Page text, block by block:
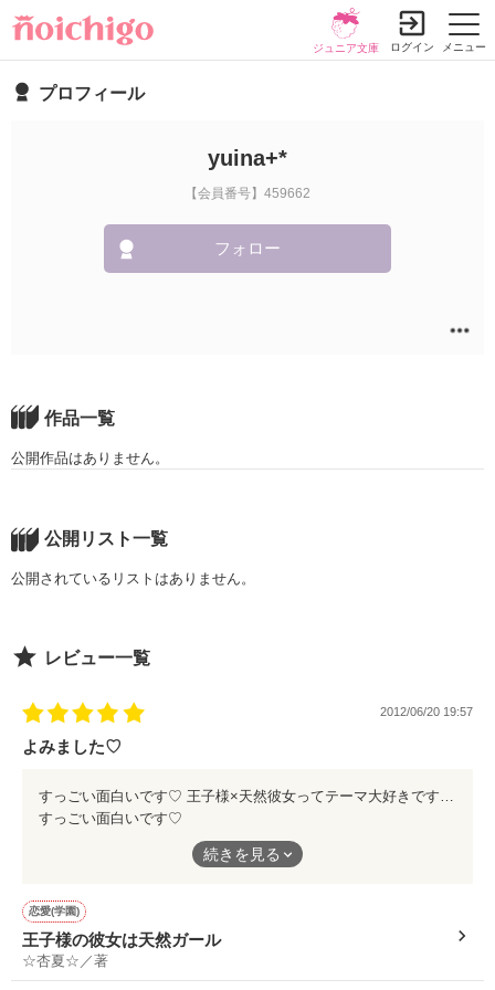
メニュー
ジュニア文庫 ログイン
プロフィール
yuina+*
【会員番号】459662
フォロー
作品一覧
公開作品はありません。
公開リスト一覧
公開されているリストはありません。
レビュー一覧
2012/06/20 19:57
よみました♡
すっごい面白いです♡
王子様×天然彼女ってテーマ大好きです!☆
これからも面白い小説たくさんかいてくださいっ*^^*
続きを見る
恋愛(学園)
王子様の彼女は天然ガール
☆杏夏☆／著